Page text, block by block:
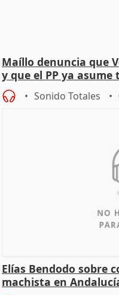
Maíllo denuncia que
y que el PP ya asume
Sonido Totales
Elías Bendodo sobre
machista en